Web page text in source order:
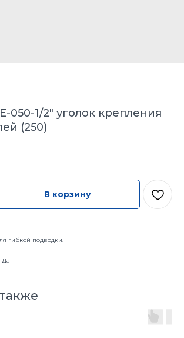
050-1/2" уголок крепления
(250)
В корзину
гибкой подводки.
Да